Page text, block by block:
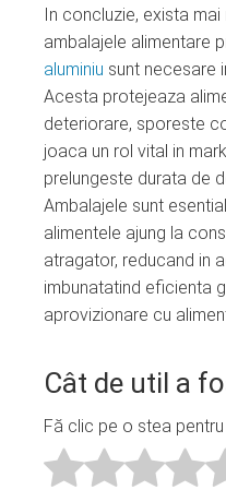
In concluzie, exista
ambalajele alimentare
aluminiu sunt necesare
Acesta protejeaza
deteriorare, sporeste
joaca un rol vital in
prelungeste durata de
Ambalajele sunt
alimentele ajung la
atragator, reducand in
imbunatatind eficienta
aprovizionare cu
Cât de util a
Fă clic pe o stea